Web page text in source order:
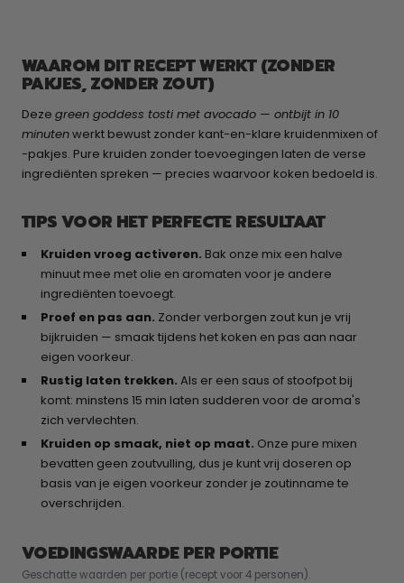
WAAROM DIT RECEPT WERKT (ZONDER
PAKJES, ZONDER ZOUT)
Deze green goddess tosti met avocado — ontbijt in 10
minutenwerkt bewust zonder kant-en-klare kruidenmixen of
-pakjes. Pure kruiden zonder toevoegingen laten de verse
ingrediënten spreken — precies waarvoor koken bedoeld is.
TIPS VOOR HET PERFECTE RESULTAAT
Kruiden vroeg activeren. Bak onze mix een halve
minuut mee met olie en aromaten voor je andere
ingrediënten toevoegt.
Proef en pas aan. Zonder verborgen zout kun je vrij
bijkruiden — smaak tijdens het koken en pas aan naar
eigen voorkeur.
Rustig laten trekken. Als er een saus of stoofpot bij
komt: minstens 15 min laten sudderen voor de aroma's
zich vervlechten.
Kruiden op smaak, niet op maat. Onze pure mixen
bevatten geen zoutvulling, dus je kunt vrij doseren op
basis van je eigen voorkeur zonder je zoutinname te
overschrijden.
VOEDINGSWAARDE PER PORTIE
Geschatte waarden per portie (recept voor 4 personen).